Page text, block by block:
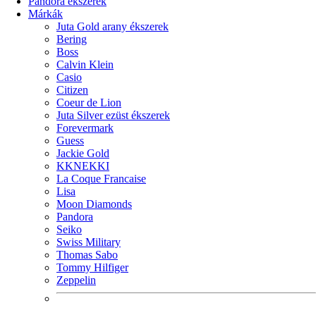
Márkák
Juta Gold arany ékszerek
Bering
Boss
Calvin Klein
Casio
Citizen
Coeur de Lion
Juta Silver ezüst ékszerek
Forevermark
Guess
Jackie Gold
KKNEKKI
La Coque Francaise
Lisa
Moon Diamonds
Pandora
Seiko
Swiss Military
Thomas Sabo
Tommy Hilfiger
Zeppelin